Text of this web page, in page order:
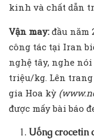
kinh và chất dẫn
Vận may: đầu năm
công tác tại Iran
nghệ tây, nghe
triệu/kg. Lên
gia Hoa kỳ
được mấy bài báo
Uống crocetin